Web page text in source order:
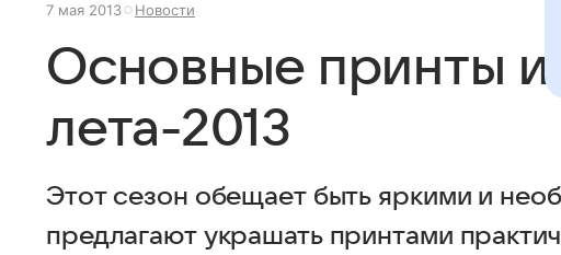
7 мая 2013 Новости
Основные принты и
лета-2013
Этот сезон обещает быть яркими и
предлагают украшать принтами